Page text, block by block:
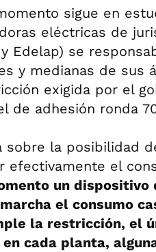
sigue en
eléctricas de
Edelap) se
y medianas de sus
exigida por el
de adhesión ronda
sobre la posibilidad
efectivamente el
un
el consumo
la restricción, el
cada planta,